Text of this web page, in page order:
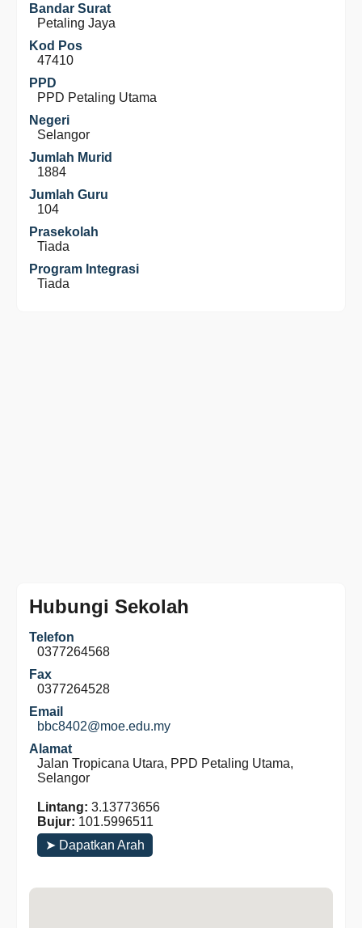
Bandar Surat
Petaling Jaya
Kod Pos
47410
PPD
PPD Petaling Utama
Negeri
Selangor
Jumlah Murid
1884
Jumlah Guru
104
Prasekolah
Tiada
Program Integrasi
Tiada
Hubungi Sekolah
Telefon
0377264568
Fax
0377264528
Email
bbc8402@moe.edu.my
Alamat
Jalan Tropicana Utara, PPD Petaling Utama,
Selangor
Lintang: 3.13773656
Bujur: 101.5996511
➤ Dapatkan Arah